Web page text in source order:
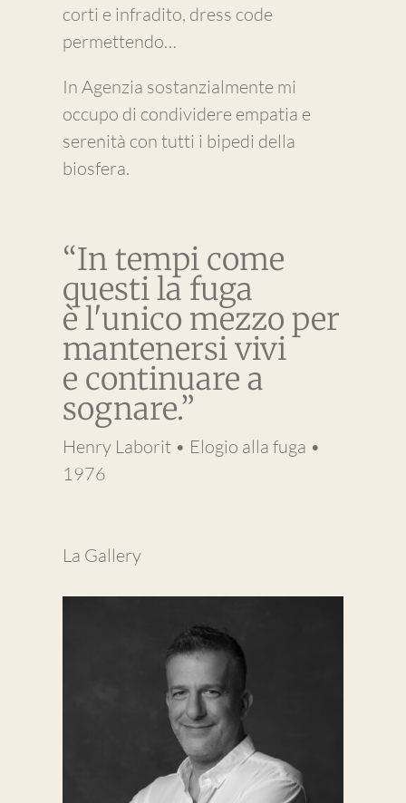
corti e infradito, dress code
permettendo…
In Agenzia sostanzialmente mi
occupo di condividere empatia e
serenità con tutti i bipedi della
biosfera.
“In tempi come
questi la fuga
è l'unico mezzo per
mantenersi vivi
e continuare a
sognare.”
Henry Laborit • Elogio alla fuga •
1976
La Gallery